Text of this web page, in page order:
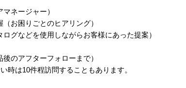
ネージャー）
お困りごとのヒアリング）
グなどを使用しながらお客様にあった提案）
のアフターフォローまで）
時は10件程訪問することもあります。